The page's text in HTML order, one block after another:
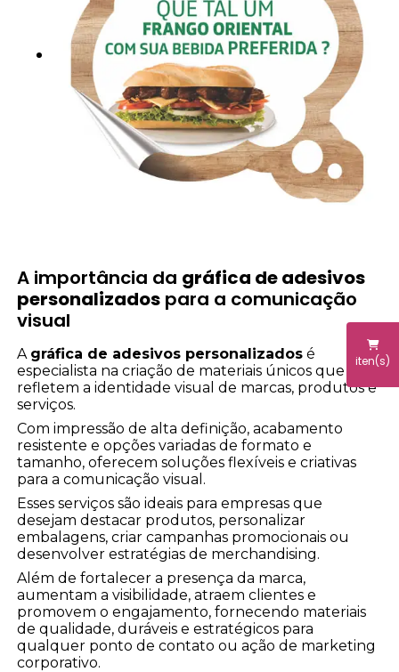
iten(s)
A importância da gráfica de adesivos
personalizados para a comunicação
visual
A gráfica de adesivos personalizados é
especialista na criação de materiais únicos que
refletem a identidade visual de marcas, produtos e
serviços.
Com impressão de alta definição, acabamento
resistente e opções variadas de formato e
tamanho, oferecem soluções flexíveis e criativas
para a comunicação visual.
Esses serviços são ideais para empresas que
desejam destacar produtos, personalizar
embalagens, criar campanhas promocionais ou
desenvolver estratégias de merchandising.
Além de fortalecer a presença da marca,
aumentam a visibilidade, atraem clientes e
promovem o engajamento, fornecendo materiais
de qualidade, duráveis e estratégicos para
qualquer ponto de contato ou ação de marketing
corporativo.